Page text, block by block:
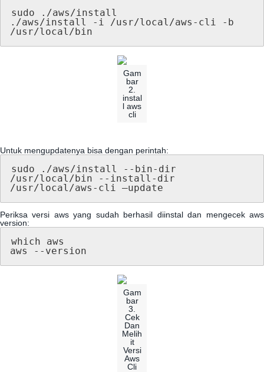
sudo . /aws/install
. /aws/install - i /usr/local/aws - cli - b
/usr/local/ bin
Gam
bar
2
instal
l aws
cli
Untuk mengupdatenya bisa dengan perintah:
sudo . /aws/install - - bin- dir
/usr/local/ bin - - install - dir
/usr/local/aws - cli –update
Periksa versi aws yang sudah berhasil diinstal dan mengecek aws
version:
which
aws
aws
- - version
Gam
bar
3
Cek
Dan
Melih
it
Versi
Aws
Cli